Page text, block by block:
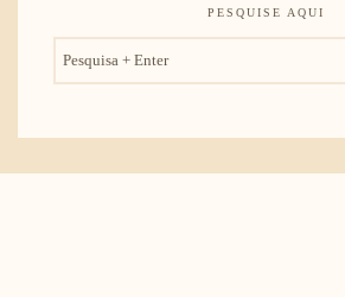
PESQUISE AQUI